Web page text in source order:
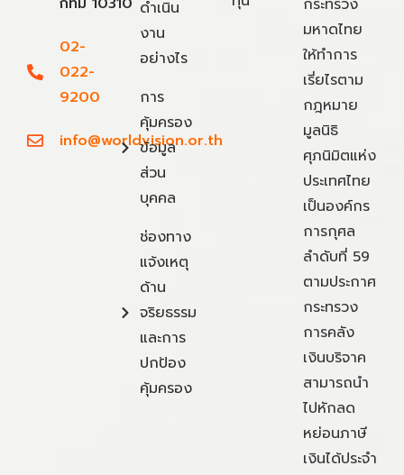
02-
022-
9200
info@worldvision.or.th
ดำเนิน
งาน
อย่างไร
การ
คุ้มครอง
ข้อมูล
ส่วน
บุคคล
ช่องทาง
แจ้งเหตุ
ด้าน
จริยธรรม
และการ
ปกป้อง
คุ้มครอง
กระทรวง
มหาดไทย
ให้ทำการ
เรี่ยไรตาม
กฎหมาย
มูลนิธิ
ศุภนิมิตแห่ง
ประเทศไทย
เป็นองค์กร
การกุศล
ลำดับที่ 59
ตามประกาศ
กระทรวง
การคลัง
เงินบริจาค
สามารถนำ
ไปหักลด
หย่อนภาษี
เงินได้ประจำ